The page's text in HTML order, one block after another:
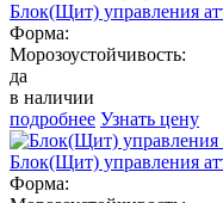
Блок(Щит) управления
Форма:
Морозоустойчивость:
да
в наличии
подробнее Узнать цену
Блок(Щит) управления
Форма: